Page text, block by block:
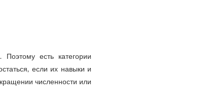
есть категории
если их навыки и
численности или